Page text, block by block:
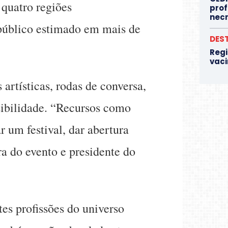
regiões
estimado em mais de
rodas de conversa,
“Recursos como
um festival, dar abertura
do evento e presidente do
profissões do universo